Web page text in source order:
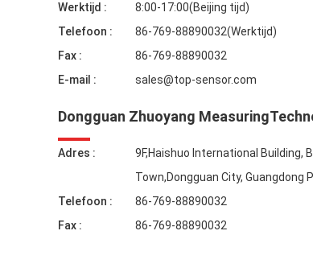
Werktijd :
8:00-17:00(Beijing tijd)
Telefoon :
86-769-88890032(Werktijd)
Fax :
86-769-88890032
E-mail :
sales@top-sensor.com
Dongguan Zhuoyang
Adres :
9F,Haishuo International Building,
Town,Dongguan City, Guangdong
Telefoon :
86-769-88890032
Fax :
86-769-88890032